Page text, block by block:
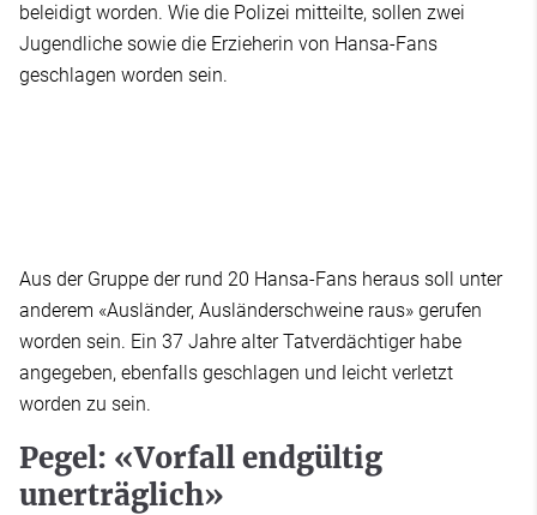
beleidigt worden. Wie die Polizei mitteilte, sollen zwei
Jugendliche sowie die Erzieherin von Hansa-Fans
geschlagen worden sein.
Aus der Gruppe der rund 20 Hansa-Fans heraus soll unter
anderem «Ausländer, Ausländerschweine raus» gerufen
worden sein. Ein 37 Jahre alter Tatverdächtiger habe
angegeben, ebenfalls geschlagen und leicht verletzt
worden zu sein.
Pegel: «Vorfall endgültig
unerträglich»